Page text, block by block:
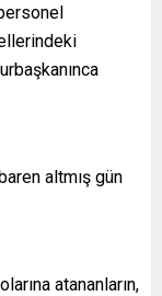
altmış gün
atananların,